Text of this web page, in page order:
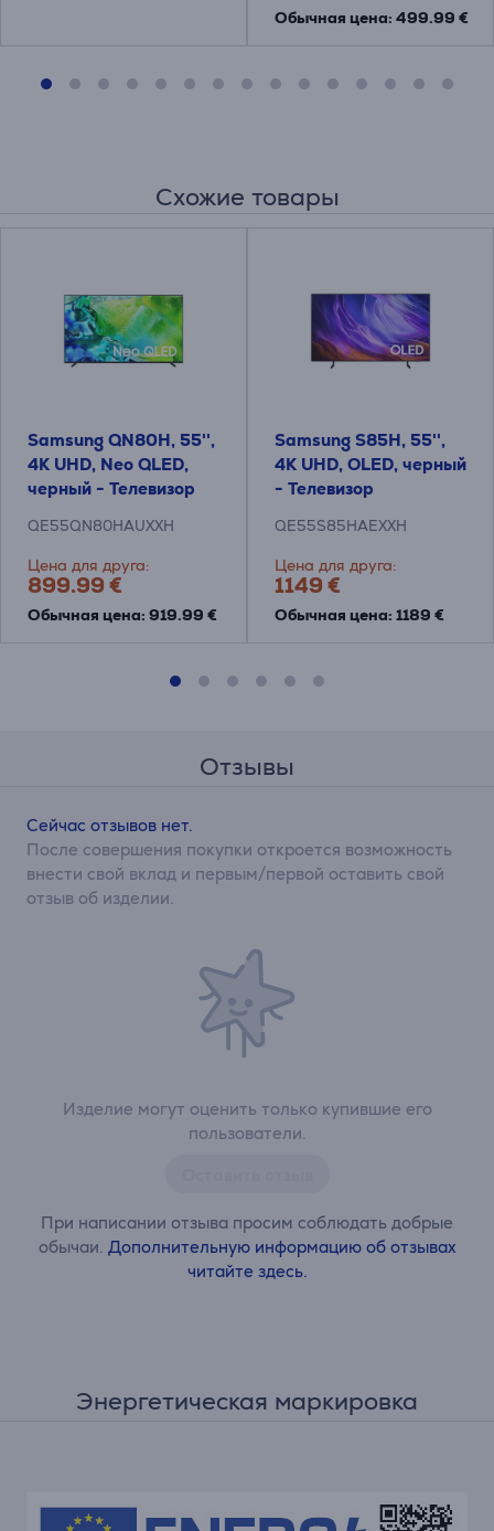
Обычная цена: 499.99 €
Схожие товары
Samsung QN80H, 55'',
4K UHD, Neo QLED,
черный - Телевизор
QE55QN80HAUXXH
Цена для друга:
899.99 €
Обычная цена: 919.99 €
Samsung S85H, 55'',
4K UHD, OLED, черный
- Телевизор
QE55S85HAEXXH
Цена для друга:
1149 €
Обычная цена: 1189 €
Отзывы
Изделие могут оценить только купившие его
пользователи.
При написании отзыва просим соблюдать добрые
обычаи. Дополнительную информацию об отзывах
читайте здесь.
Сейчас отзывов нет.
После совершения покупки откроется возможность
внести свой вклад и первым/первой оставить свой
отзыв об изделии.
Энергетическая маркировка